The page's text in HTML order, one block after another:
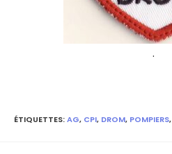
.
ÉTIQUETTES:AG, CPI, DROM, POMPIERS,